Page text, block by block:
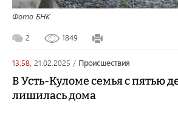
Фото БНК
2 1849
13:58, 21.02.2025 / происшествия
В Усть-Куломе семья с пятью
лишилась дома